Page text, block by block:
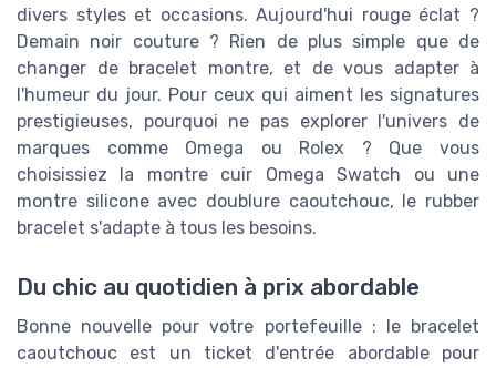
divers styles et occasions. Aujourd'hui rouge éclat ?
Demain noir couture ? Rien de plus simple que de
changer de bracelet montre, et de vous adapter à
l'humeur du jour. Pour ceux qui aiment les signatures
prestigieuses, pourquoi ne pas explorer l'univers de
marques comme Omega ou Rolex ? Que vous
choisissiez la montre cuir Omega Swatch ou une
montre silicone avec doublure caoutchouc, le rubber
bracelet s'adapte à tous les besoins.
Du chic au quotidien à prix abordable
Bonne nouvelle pour votre portefeuille : le bracelet
caoutchouc est un ticket d'entrée abordable pour